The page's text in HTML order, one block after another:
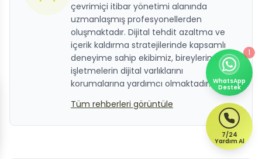
çevrimiçi itibar yönetimi alanında
uzmanlaşmış profesyonellerden
oluşmaktadır. Dijital tehdit azaltma ve
içerik kaldırma stratejilerinde kapsamlı
deneyime sahip ekibimiz, bireylerin ve
işletmelerin dijital varlıklarını
korumalarına yardımcı olmaktadır.
Tüm rehberleri görüntüle
7/24
Yardım Al
WhatsApp
Destek
1